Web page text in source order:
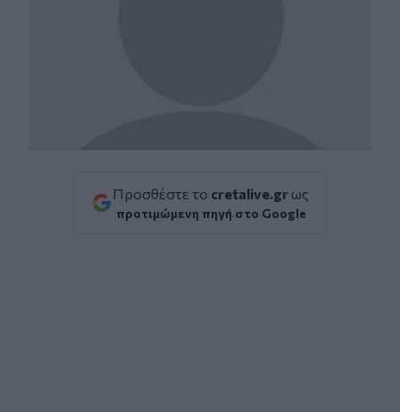
Προσθέστε το cretalive.gr ως
προτιμώμενη πηγή στο Google